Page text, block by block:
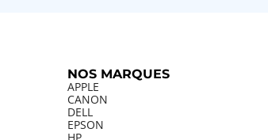
NOS MARQUES
APPLE
CANON
DELL
EPSON